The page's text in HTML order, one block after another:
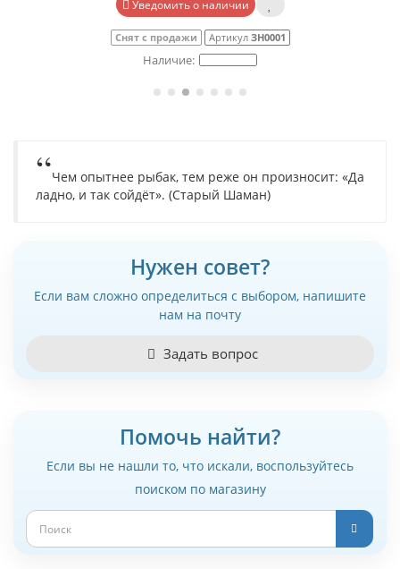
Уведомить о наличии
Скоро будет АртикулЗН0002
Чем опытнее рыбак, тем реже он произносит: «Да
ладно, и так сойдёт». (Старый Шаман)
Нужен совет?
Если вам сложно определиться с выбором, напишите
нам на почту
Задать вопрос
Помочь найти?
Если вы не нашли то, что искали, воспользуйтесь
поиском по магазину